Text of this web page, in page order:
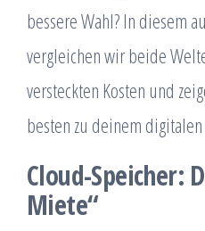
bessere Wahl? In diesem
vergleichen wir beide
versteckten Kosten und
besten zu deinem
Cloud-Speicher:
Miete“